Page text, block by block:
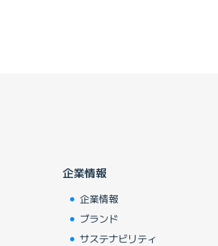
企業情報
企業情報
ブランド
サステナビリティ